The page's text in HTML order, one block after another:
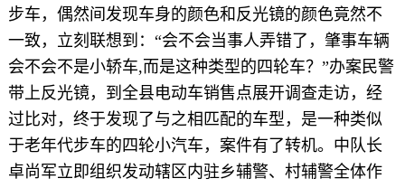
步车，偶然间发现车身的颜色和反光镜的颜色竟然不
一致，立刻联想到：“会不会当事人弄错了，肇事车辆
会不会不是小轿车,而是这种类型的四轮车？”办案民警
带上反光镜，到全县电动车销售点展开调查走访，经
过比对，终于发现了与之相匹配的车型，是一种类似
于老年代步车的四轮小汽车，案件有了转机。中队长
卓尚军立即组织发动辖区内驻乡辅警、村辅警全体作